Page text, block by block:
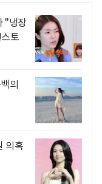
"냉장
토
의
의혹